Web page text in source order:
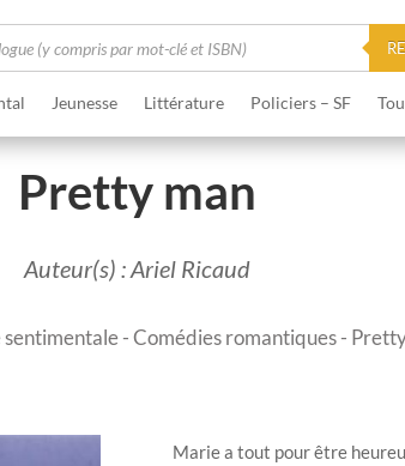
Jeunesse Littérature Policiers – SF
Pretty man
Auteur(s) : Ariel Ricaud
-Comédies romantiques-
Marie a tout pour être